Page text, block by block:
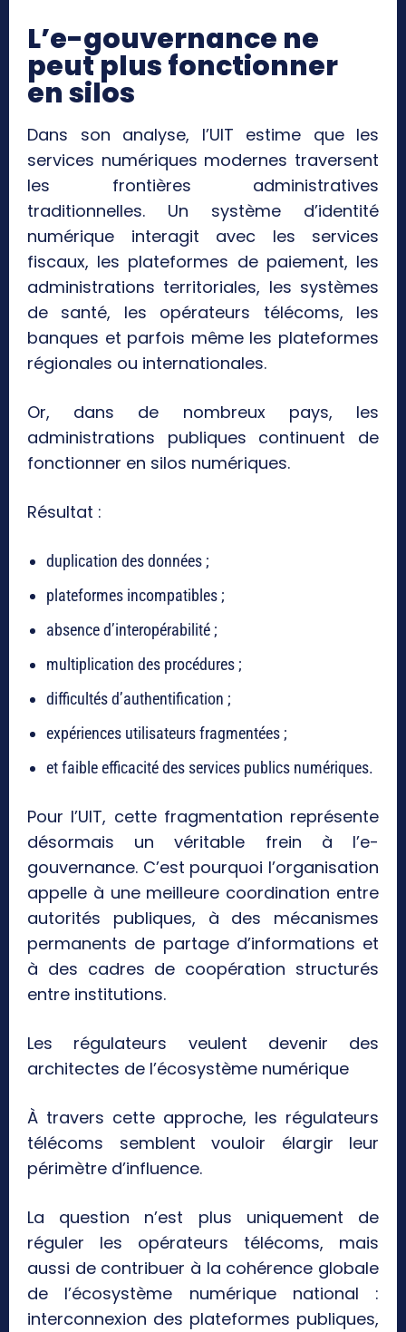
L’e-gouvernance ne
peut plus fonctionner
en silos
Dans son analyse, l’UIT estime que les
services numériques modernes traversent
les frontières administratives
traditionnelles. Un système d’identité
numérique interagit avec les services
fiscaux, les plateformes de paiement, les
administrations territoriales, les systèmes
de santé, les opérateurs télécoms, les
banques et parfois même les plateformes
régionales ou internationales.
Or, dans de nombreux pays, les
administrations publiques continuent de
fonctionner en silos numériques.
Résultat :
duplication des données ;
plateformes incompatibles ;
absence d’interopérabilité ;
multiplication des procédures ;
difficultés d’authentification ;
expériences utilisateurs fragmentées ;
et faible efficacité des services publics numériques.
Pour l’UIT, cette fragmentation représente
désormais un véritable frein à l’e-
gouvernance. C’est pourquoi l’organisation
appelle à une meilleure coordination entre
autorités publiques, à des mécanismes
permanents de partage d’informations et
à des cadres de coopération structurés
entre institutions.
Les régulateurs veulent devenir des
architectes de l’écosystème numérique
À travers cette approche, les régulateurs
télécoms semblent vouloir élargir leur
périmètre d’influence.
La question n’est plus uniquement de
réguler les opérateurs télécoms, mais
aussi de contribuer à la cohérence globale
de l’écosystème numérique national :
interconnexion des plateformes publiques,